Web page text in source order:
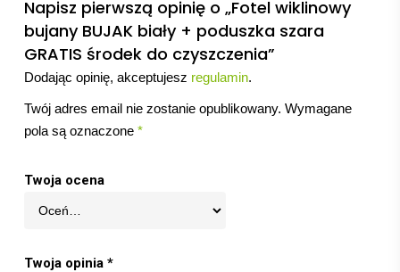
Napisz pierwszą opinię o „Fotel wiklinowy
bujany BUJAK biały + poduszka szara
GRATIS środek do czyszczenia”
Dodając opinię, akceptujesz regulamin.
Twój adres email nie zostanie opublikowany. Wymagane
pola są oznaczone *
Twoja ocena
Twoja opinia *